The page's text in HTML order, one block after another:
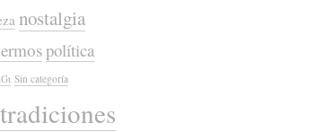
nostalgia
política
Sin categoría
tradiciones